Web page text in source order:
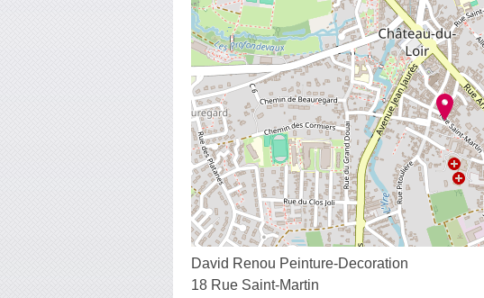
David Renou Peinture-Decoration
18 Rue Saint-Martin